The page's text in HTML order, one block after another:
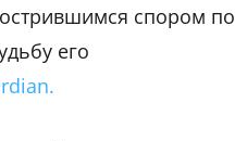
спором по
его